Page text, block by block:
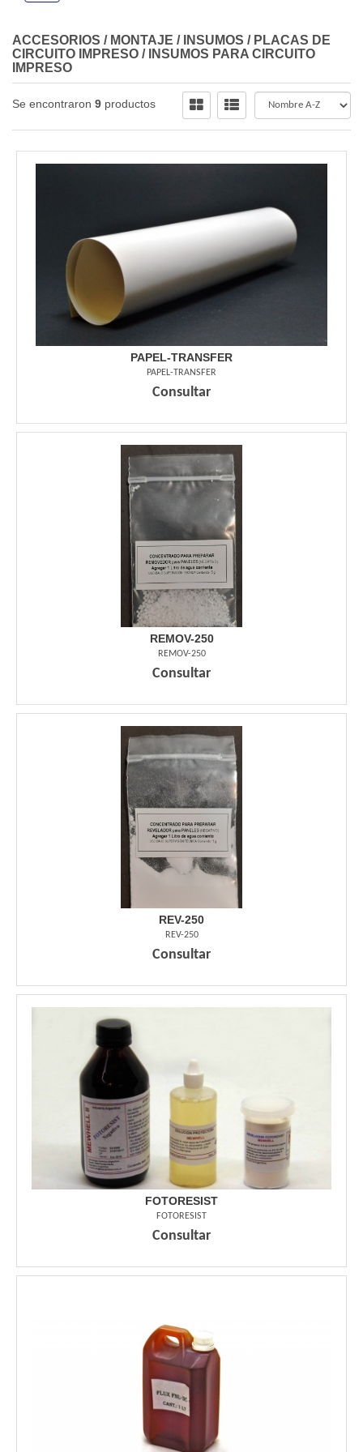
ACCESORIOS / MONTAJE / INSUMOS / PLACAS DE
CIRCUITO IMPRESO / INSUMOS PARA CIRCUITO
IMPRESO
Se encontraron 9 productos
PAPEL-TRANSFER
PAPEL-TRANSFER
Consultar
REMOV-250
REMOV-250
Consultar
REV-250
REV-250
Consultar
FOTORESIST
FOTORESIST
Consultar